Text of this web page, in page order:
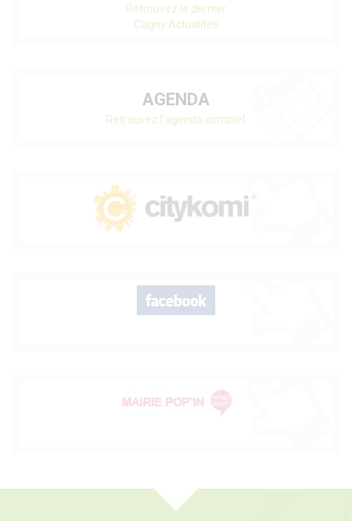
Retrouvez le dernier
Cagny Actualités
AGENDA
Retrouvez l'agenda complet